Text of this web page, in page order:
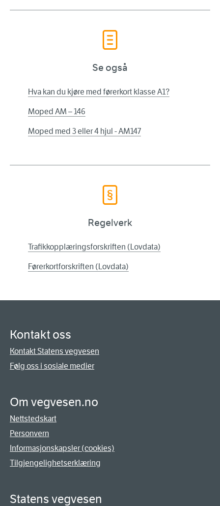
Se også
Hva kan du kjøre med førerkort klasse A1?
Moped AM – 146
Moped med 3 eller 4 hjul - AM147
Regelverk
Trafikkopplæringsforskriften (Lovdata)
Førerkortforskriften (Lovdata)
Kontakt oss
Kontakt Statens vegvesen
Følg oss i sosiale medier
Om vegvesen.no
Nettstedskart
Personvern
Informasjonskapsler (cookies)
Tilgjengelighetserklæring
Statens vegvesen